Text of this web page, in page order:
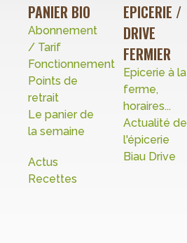
PANIER BIO
Abonnement
/ Tarif
Fonctionnement
Points de
retrait
Le panier de
la semaine
Actus
Recettes
EPICERIE /
DRIVE
FERMIER
Epicerie à la
ferme,
horaires...
Actualité de
l'épicerie
Biau Drive